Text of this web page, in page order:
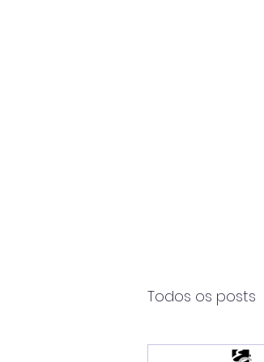
Todos os posts